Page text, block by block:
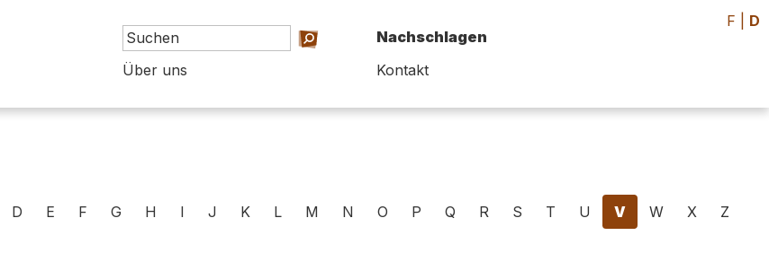
Nachschlagen
Über uns Kontakt
F D
D E F G H I J K L M N O P Q R S T U V W X Z